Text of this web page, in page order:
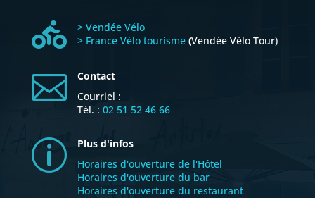

> Vendée Vélo
> France Vélo tourisme(Vendée Vélo Tour)

Contact
Courriel :
Tél. : 02 51 52 46 66
p
Plus d'infos
Horaires d'ouverture de l'Hôtel
Horaires d'ouverture du bar
Horaires d'ouverture du restaurant